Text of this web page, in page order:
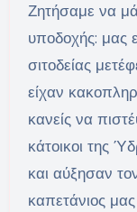
Ζητήσαμε να
υποδοχής: μας
σιτοδείας
είχαν
κανείς να
κάτοικοι της
και αύξησαν
καπετάνιος